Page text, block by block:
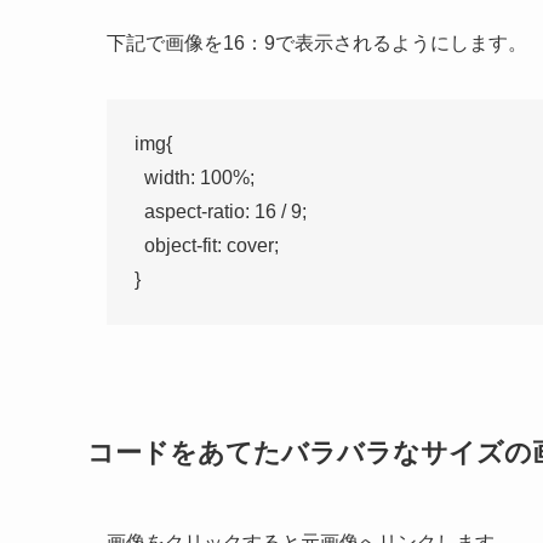
下記で画像を16：9で表示されるようにします。
img{
  width: 100%;
  aspect-ratio: 16 / 9;
  object-fit: cover;
}
コードをあてたバラバラなサイズの